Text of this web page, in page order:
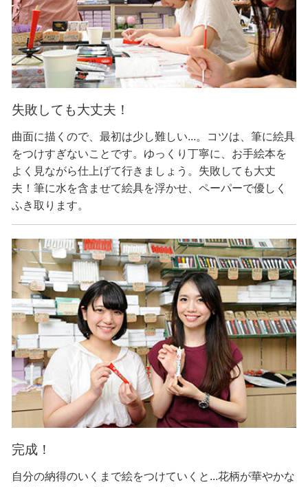
失敗しても大丈夫！
曲面に描くので、最初は少し難しい...。コツは、筆に絵具
をつけすぎないことです。ゆっくり丁寧に、お手絵本を
よく見ながら仕上げて行きましょう。失敗しても大丈
夫！筆に水を含ませて絵具を浮かせ、ペーパーで優しく
ふき取ります。
完成！
自分の納得のいくまで絵をつけていくと...花柄が華やかな